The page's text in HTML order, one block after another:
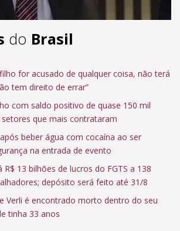
do Brasil
for acusado de qualquer coisa, não terá
tem direito de errar”
com saldo positivo de quase 150 mil
que mais contrataram
beber água com cocaína ao ser
na entrada de evento
R$ 13 bilhões de lucros do FGTS a 138
depósito será feito até 31/8
Verli é encontrado morto dentro do seu
tinha 33 anos